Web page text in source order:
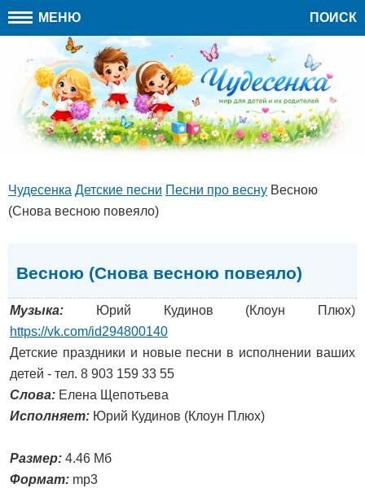
МЕНЮ ПОИСК
Чудесенка Детские песни Песни про весну Весною
(Снова весною повеяло)
Весною (Снова весною повеяло)
Музыка: Юрий Кудинов (Клоун Плюх)
https://vk.com/id294800140
Детские праздники и новые песни в исполнении ваших
детей - тел. 8 903 159 33 55
Слова: Елена Щепотьева
Исполняет: Юрий Кудинов (Клоун Плюх)
Размер: 4.46 Мб
Формат: mp3